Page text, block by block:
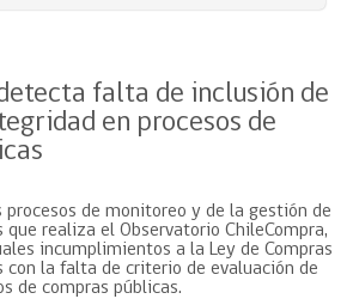
falta de inclusión de
en procesos de
procesos de monitoreo y de la gestión de
que realiza el Observatorio ChileCompra,
incumplimientos a la Ley de Compras
con la falta de criterio de evaluación de
de compras públicas.